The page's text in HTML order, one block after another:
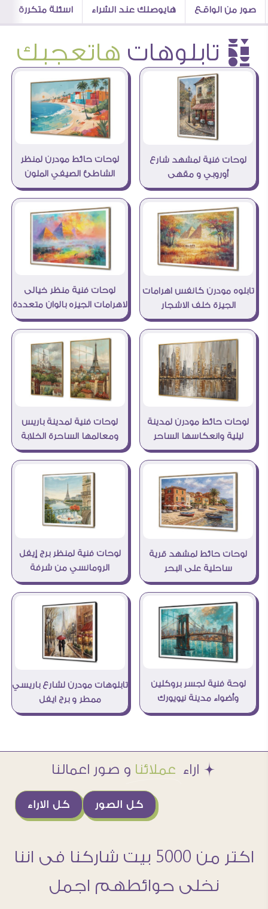
صور من الواقع هايوصلك عند الشراء اسئلة متكررة
è تابلوهات هاتعجبك
لوحات فنية لمشهد شارع
أوروبي و مقهى
لوحات حائط مودرن لمنظر
الشاطئ الصيفي الملون
تابلوه مودرن كانفس اهرامات
الجيزة خلف الاشجار
لوحات فنية منظر خيالى
لاهرامات الجيزه بالوان متعددة
لوحات حائط مودرن لمدينة
ليلية وانعكاسها الساحر
لوحات فنية لمدينة باريس
ومعالمها الساحرة الخلابة
لوحات حائط لمشهد قرية
ساحلية على البحر
لوحات فنية لمنظر برج إيفل
الرومانسي من شرفة
لوحة فنية لجسر بروكلين
وأضواء مدينة نيويورك
تابلوهات مودرن لشارع باريسي
ممطر و برج ايفل
Æ اراء عملائنا و صور اعمالنا
كل الاراء كل الصور
اكتر من 5000 بيت شاركنا فى اننا
نخلى حوائطهم اجمل